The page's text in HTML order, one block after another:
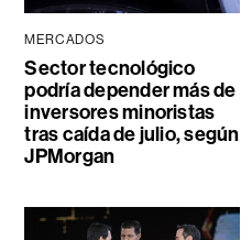
MERCADOS
Sector tecnológico
podría depender más de
inversores minoristas
tras caída de julio, según
JPMorgan